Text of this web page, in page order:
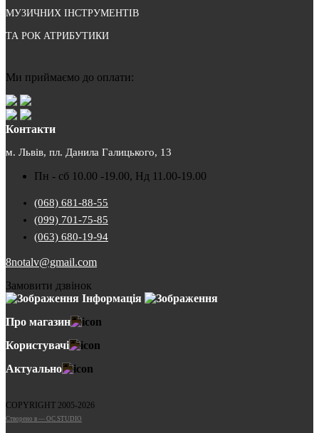
МУЗИЧНИХ ІНСТРУМЕНТІВ
ТА РОК АТРИБУТИКИ
Ми приймаємо до оплати:
Контакти
м. Львів, пл. Данила Галицького, 13
Пн - сб 10.00 -19.00, Нд 11.00-19.00
(068) 681-88-55
(099) 701-75-85
(063) 680-19-94
8notalv@gmail.com
Замовити дзвінок
Інформація
Про магазин
Користувачі
Актуально
COPYRIGHT 2005-2026
Cтворено в — OC STUDIO